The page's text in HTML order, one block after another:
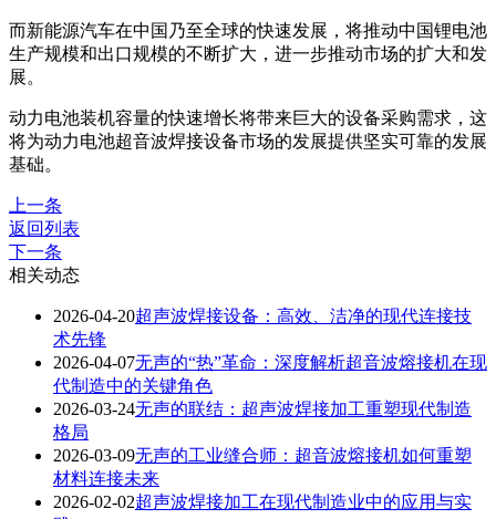
而新能源汽车在中国乃至全球的快速发展，将推动中国锂电池
生产规模和出口规模的不断扩大，进一步推动市场的扩大和发
展。
动力电池装机容量的快速增长将带来巨大的设备采购需求，这
将为动力电池超音波焊接设备市场的发展提供坚实可靠的发展
基础。
上一条
返回列表
下一条
相关动态
2026-04-20超声波焊接设备：高效、洁净的现代连接技
术先锋
2026-04-07无声的“热”革命：深度解析超音波熔接机在现
代制造中的关键角色
2026-03-24无声的联结：超声波焊接加工重塑现代制造
格局
2026-03-09无声的工业缝合师：超音波熔接机如何重塑
材料连接未来
2026-02-02超声波焊接加工在现代制造业中的应用与实